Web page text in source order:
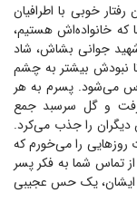
خوبی با اطرافیان
که خانواده‌اش هستیم،
جوانی بشاش، شاد
نبودش بیشتر به چشم
می‌شود. پسرم به هر
و گل سرسبد جمع
را جذب می‌کرد.
را می‌خورم که
تماس شما به فکر پسر
ایشان، یک حس عجیبی